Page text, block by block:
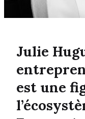
Julie
est une